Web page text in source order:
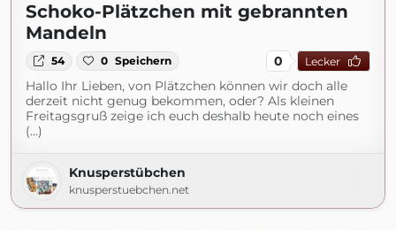
Schoko-Plätzchen mit gebrannten
Mandeln
54 0 Speichern 0 Lecker
Hallo Ihr Lieben, von Plätzchen können wir doch alle
derzeit nicht genug bekommen, oder? Als kleinen
Freitagsgruß zeige ich euch deshalb heute noch eines
(...)
Knusperstübchen
knusperstuebchen.net